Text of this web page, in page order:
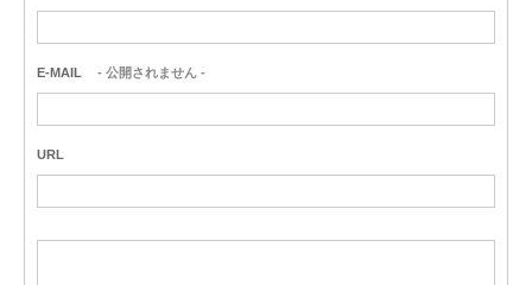
E-MAIL - 公開されません -
URL